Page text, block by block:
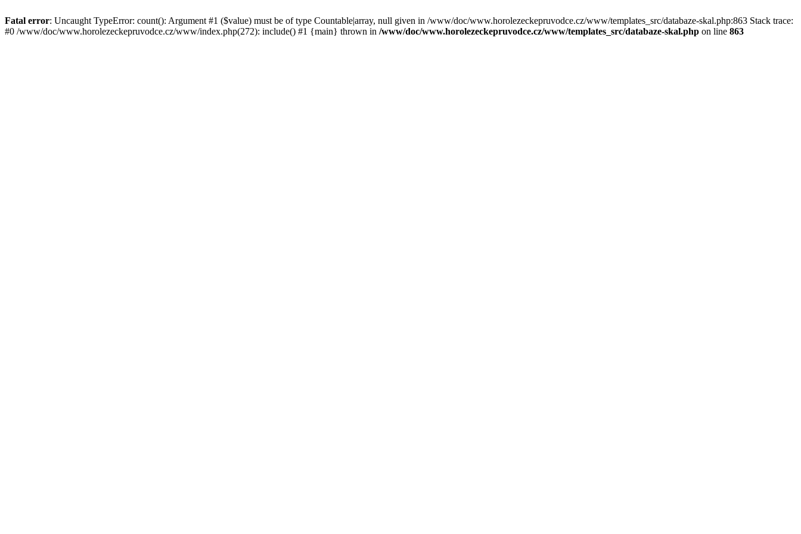
Fatal error: Uncaught TypeError: count(): Argument #1 ($value) must be of type Countable|array, null given in /www/doc/www.horolezeckepruvodce.cz/www/templates_src/databaze-skal.php:863 Stack trace:
#0 /www/doc/www.horolezeckepruvodce.cz/www/index.php(272): include() #1 {main} thrown in /www/doc/www.horolezeckepruvodce.cz/www/templates_src/databaze-skal.php on line 863